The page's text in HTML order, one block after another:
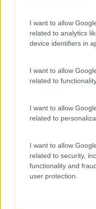
I want to allow
related to analytics
device identifiers in
I want to allow
related to
I want to allow
related to
I want to allow
related to security,
functionality and
user protection.
Sem Categoria
Sustentabilidade
Tecnologias De